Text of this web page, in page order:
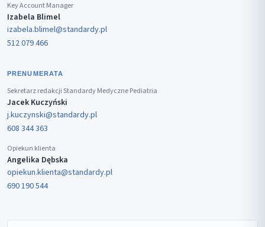
Key Account Manager
Izabela Blimel
izabela.blimel@standardy.pl
512 079 466
PRENUMERATA
Sekretarz redakcji Standardy Medyczne Pediatria
Jacek Kuczyński
j.kuczynski@standardy.pl
608 344 363
Opiekun klienta
Angelika Dębska
opiekun.klienta@standardy.pl
690 190 544